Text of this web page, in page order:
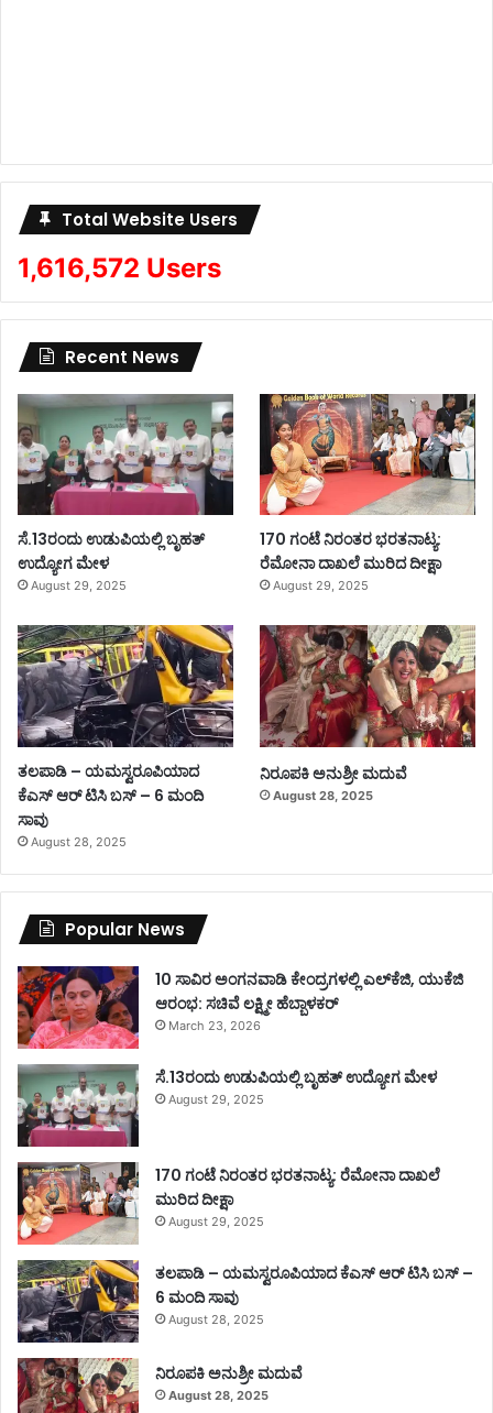
Total Website Users
1,616,572 Users
Recent News
ಸೆ.13ರಂದು ಉಡುಪಿಯಲ್ಲಿ ಬೃಹತ್
ಉದ್ಯೋಗ ಮೇಳ
August 29, 2025
170 ಗಂಟೆ ನಿರಂತರ ಭರತನಾಟ್ಯ:
ರೆಮೋನಾ ದಾಖಲೆ ಮುರಿದ ದೀಕ್ಷಾ
August 29, 2025
ತಲಪಾಡಿ – ಯಮಸ್ವರೂಪಿಯಾದ
ಕೆಎಸ್ ಆರ್ ಟಿಸಿ ಬಸ್ – 6 ಮಂದಿ
ಸಾವು
August 28, 2025
ನಿರೂಪಕಿ ಅನುಶ್ರೀ ಮದುವೆ
August 28, 2025
Popular News
10 ಸಾವಿರ ಅಂಗನವಾಡಿ ಕೇಂದ್ರಗಳಲ್ಲಿ ಎಲ್‌ಕೆಜಿ, ಯುಕೆಜಿ
ಆರಂಭ: ಸಚಿವೆ ಲಕ್ಷ್ಮೀ ಹೆಬ್ಬಾಳಕರ್
March 23, 2026
ಸೆ.13ರಂದು ಉಡುಪಿಯಲ್ಲಿ ಬೃಹತ್ ಉದ್ಯೋಗ ಮೇಳ
August 29, 2025
170 ಗಂಟೆ ನಿರಂತರ ಭರತನಾಟ್ಯ: ರೆಮೋನಾ ದಾಖಲೆ
ಮುರಿದ ದೀಕ್ಷಾ
August 29, 2025
ತಲಪಾಡಿ – ಯಮಸ್ವರೂಪಿಯಾದ ಕೆಎಸ್ ಆರ್ ಟಿಸಿ ಬಸ್ –
6 ಮಂದಿ ಸಾವು
August 28, 2025
ನಿರೂಪಕಿ ಅನುಶ್ರೀ ಮದುವೆ
August 28, 2025